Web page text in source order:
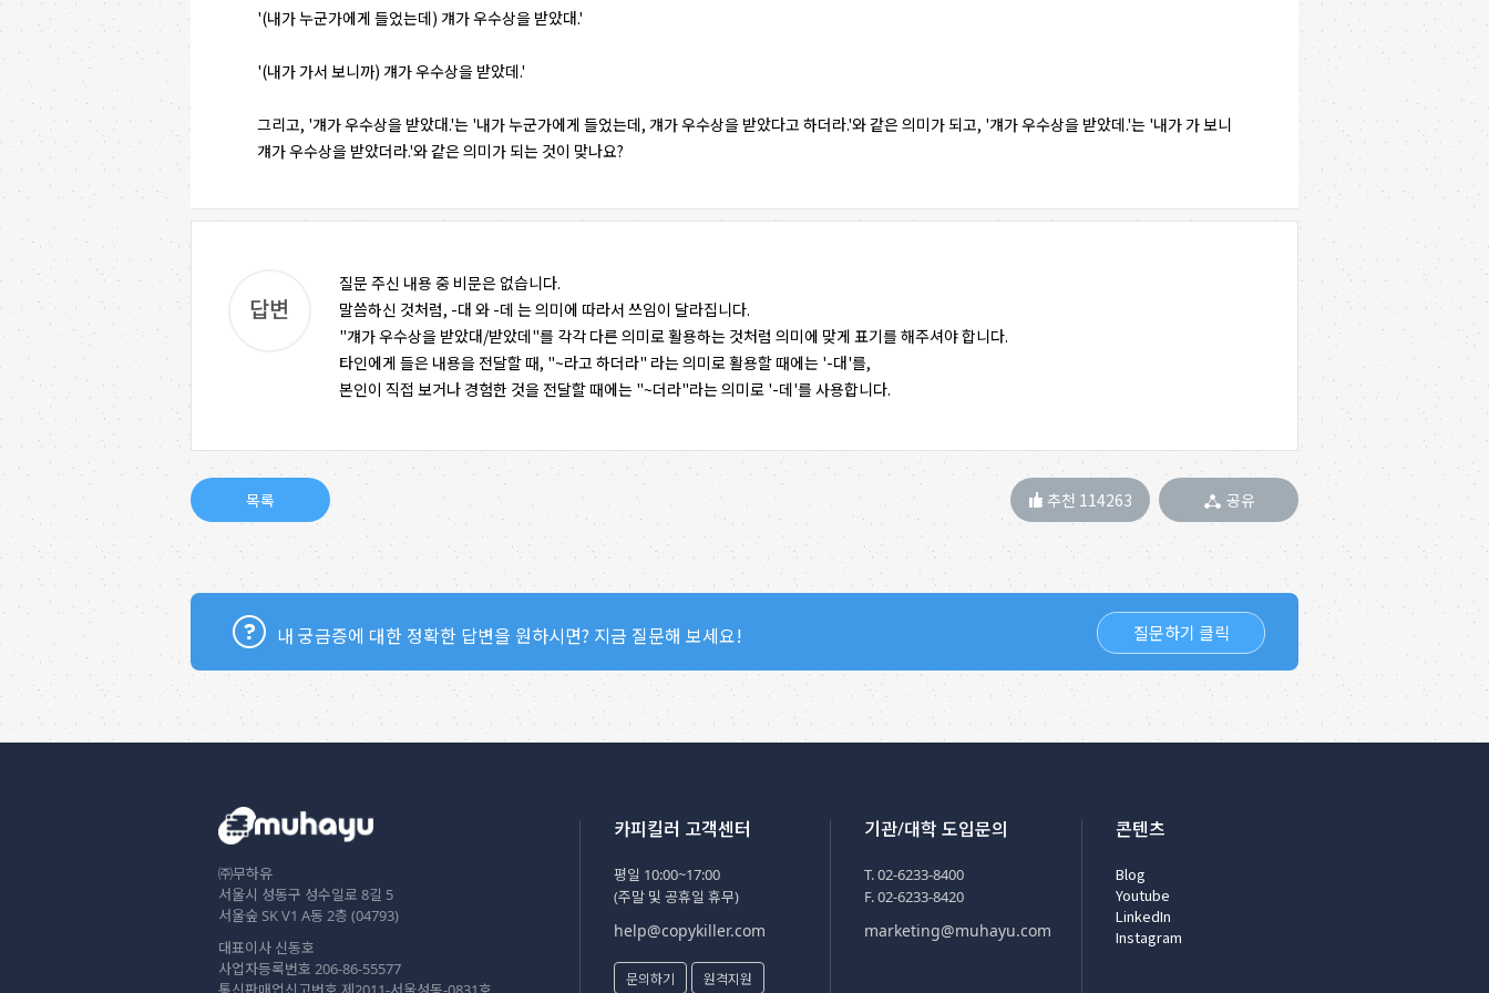
'(내가 누군가에게 들었는데) 걔가 우수상을 받았대.'
'(내가 가서 보니까) 걔가 우수상을 받았데.'
그리고, '걔가 우수상을 받았대.'는 '내가 누군가에게 들었는데, 걔가 우수상을 받았다고 하더라.'와 같은 의미가 되고, '걔가 우수상을 받았데.'는 '내가 가 보니
걔가 우수상을 받았더라.'와 같은 의미가 되는 것이 맞나요?
질문 주신 내용 중 비문은 없습니다.
말씀하신 것처럼, -대 와 -데 는 의미에 따라서 쓰임이 달라집니다.
"걔가 우수상을 받았대/받았데"를 각각 다른 의미로 활용하는 것처럼 의미에 맞게 표기를 해주셔야 합니다.
타인에게 들은 내용을 전달할 때, "~라고 하더라" 라는 의미로 활용할 때에는 '-대'를,
본인이 직접 보거나 경험한 것을 전달할 때에는 "~더라"라는 의미로 '-데'를 사용합니다.
추천 114263 공유
질문하기 클릭
내 궁금증에 대한 정확한 답변을 원하시면? 지금 질문해 보세요!
㈜무하유
서울시 성동구 성수일로 8길 5
서울숲 SK V1 A동 2층 (04793)
대표이사 신동호
사업자등록번호 206-86-55577
카피킬러 고객센터
평일 10:00~17:00
(주말 및 공휴일 휴무)
help@copykiller.com
문의하기 원격지원
기관/대학 도입문의
T. 02-6233-8400
F. 02-6233-8420
marketing@muhayu.com
콘텐츠
Blog
Youtube
LinkedIn
Instagram